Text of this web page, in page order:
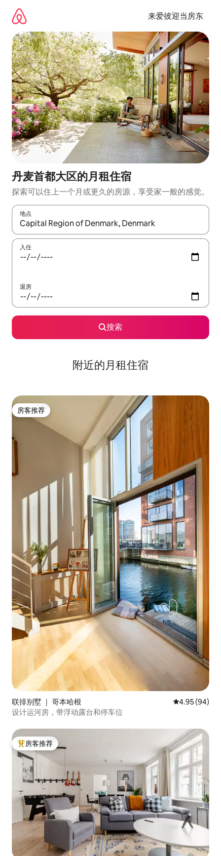
来爱彼迎当房东
丹麦首都大区的月租住宿
探索可以住上一个月或更久的房源，享受家一般的感觉。
地点
如有搜索结果，请使用上下方向键查看，或通过点击或滑动手势
入住
退房
搜索
附近的月租住宿
房客推荐
房客推荐
联排别墅 ｜ 哥本哈根 平均评分 4.95
4.95 (94)
设计运河房，带浮动露台和停车位
热门「房客推荐」
房客推荐